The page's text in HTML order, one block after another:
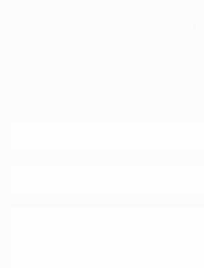
questions et vous proposer la solution